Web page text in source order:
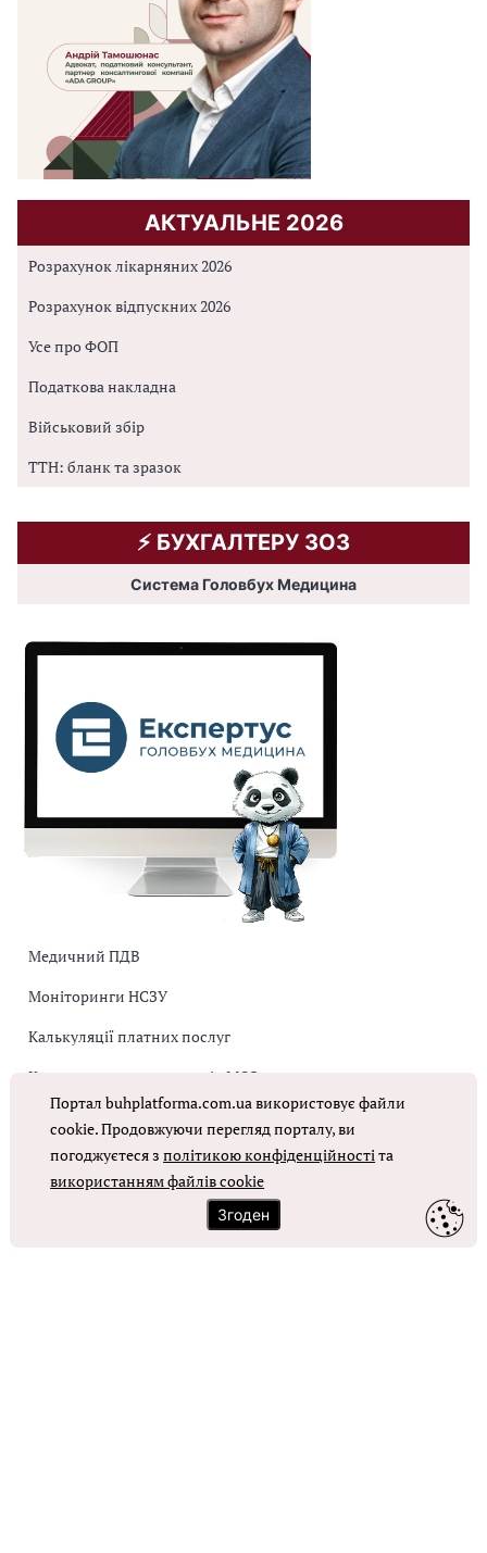
АКТУАЛЬНЕ 2026
Розрахунок лікарняних 2026
Розрахунок відпускних 2026
Усе про ФОП
Податкова накладна
Військовий збір
ТТН: бланк та зразок
⚡️ БУХГАЛТЕРУ ЗОЗ
Система Головбух Медицина
Медичний ПДВ
Моніторинги НСЗУ
Калькуляції платних послуг
Коригувальна накладна від МОЗ
Оплата праці в КНП
ОТРИМАТИ ДОСТУП
Портал buhplatforma.com.ua використовує файли
cookie. Продовжуючи перегляд порталу, ви
погоджуєтеся зполітикою конфіденційностіта
використанням файлів cookie
Згоден